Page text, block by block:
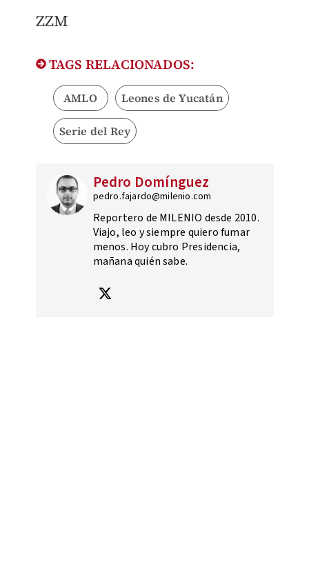
ZZM
TAGS RELACIONADOS:
AMLO Leones de Yucatán
Serie del Rey
Pedro Domínguez
pedro.fajardo@milenio.com
Reportero de MILENIO desde 2010.
Viajo, leo y siempre quiero fumar
menos. Hoy cubro Presidencia,
mañana quién sabe.